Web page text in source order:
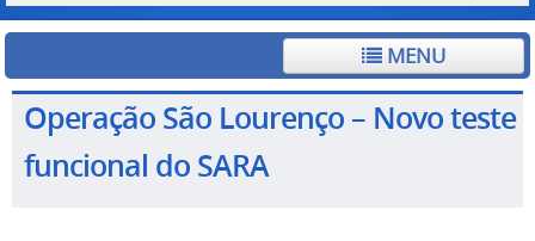
MENU
Operação São Lourenço – Novo teste
funcional do SARA